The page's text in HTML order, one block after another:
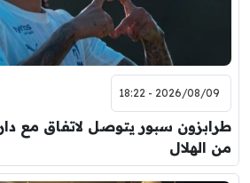
2026/08/09 - 18:22
طرابزون سبور يتوصل لاتفاق مع
من الهلال